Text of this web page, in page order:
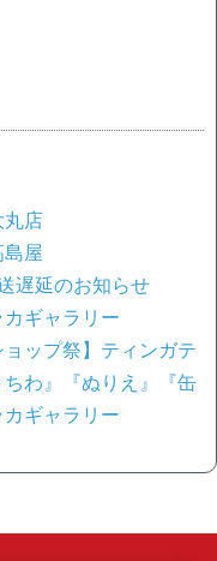
丸店
屋
遅延のお知らせ
ギャラリー
ョップ祭】ティンガテ
わ』『ぬりえ』『缶
ギャラリー